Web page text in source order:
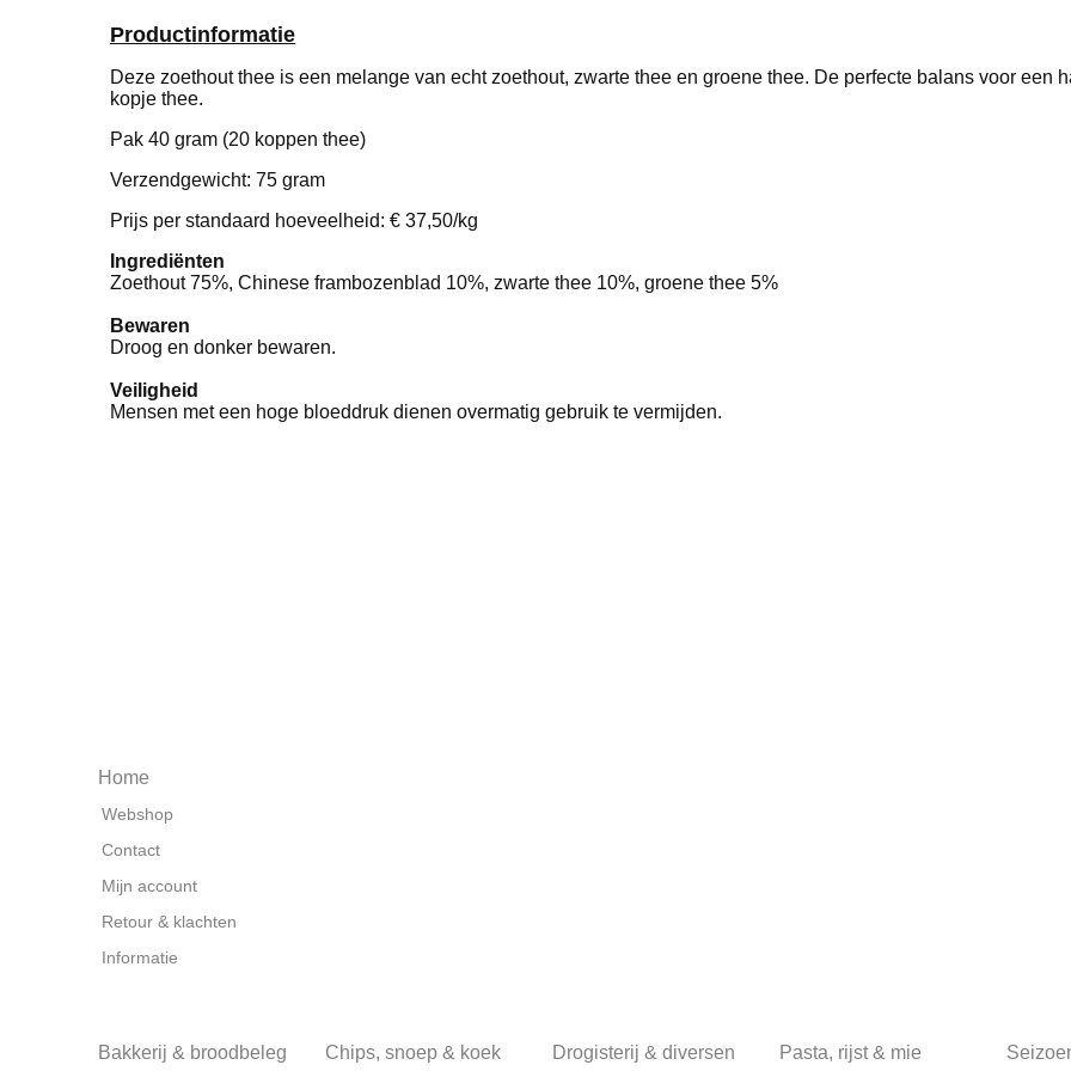
Productinformatie
Deze zoethout thee is een melange van echt zoethout, zwarte thee en groene thee. De perfecte balans voor een
kopje thee.
Pak 40 gram (20 koppen thee)
Verzendgewicht: 75 gram
Prijs per standaard hoeveelheid: € 37,50/kg
Ingrediënten
Zoethout 75%, Chinese frambozenblad 10%, zwarte thee 10%, groene thee 5%
Bewaren
Droog en donker bewaren.
Veiligheid
Mensen met een hoge bloeddruk dienen overmatig gebruik te vermijden.
Home
Webshop
Contact
Mijn account
Retour & klachten
Informatie
Bakkerij & broodbeleg Chips, snoep & koek Drogisterij & diversen Pasta, rijst & mie